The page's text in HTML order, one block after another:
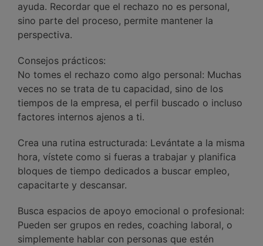
ayuda. Recordar que el rechazo no es personal,
sino parte del proceso, permite mantener la
perspectiva.
Consejos prácticos:
No tomes el rechazo como algo personal: Muchas
veces no se trata de tu capacidad, sino de los
tiempos de la empresa, el perfil buscado o incluso
factores internos ajenos a ti.
Crea una rutina estructurada: Levántate a la misma
hora, vístete como si fueras a trabajar y planifica
bloques de tiempo dedicados a buscar empleo,
capacitarte y descansar.
Busca espacios de apoyo emocional o profesional:
Pueden ser grupos en redes, coaching laboral, o
simplemente hablar con personas que estén